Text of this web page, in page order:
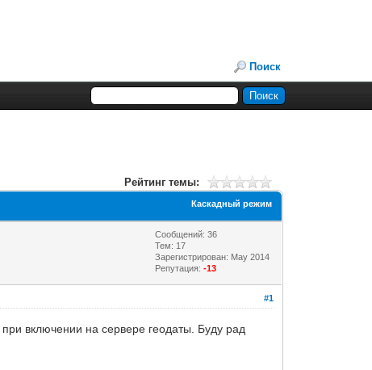
Поиск
Рейтинг темы:
Каскадный режим
Сообщений: 36
Тем: 17
Зарегистрирован: May 2014
Репутация:-13
#1
включении на сервере геодаты. Буду рад